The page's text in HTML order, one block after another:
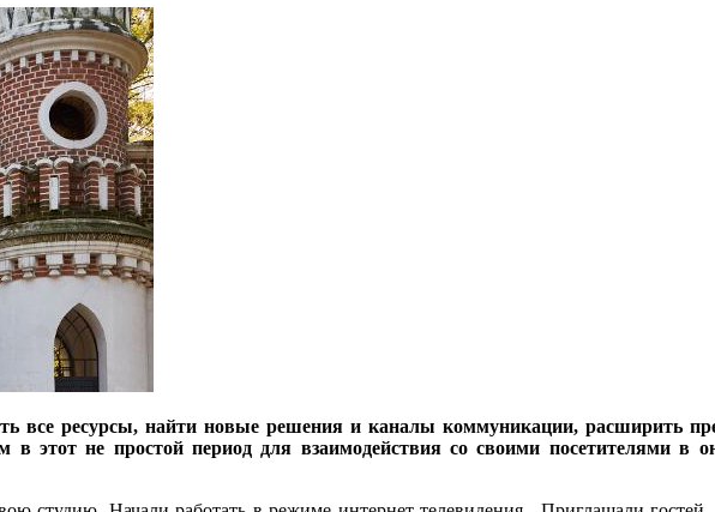
все ресурсы, найти новые решения и каналы коммуникации, расширить
этот не простой период для взаимодействия со своими посетителями в